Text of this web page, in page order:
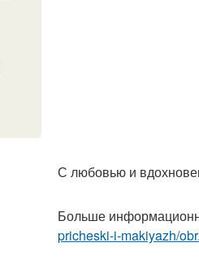
С любовью и
Больше
pricheski-i-makiyazh/